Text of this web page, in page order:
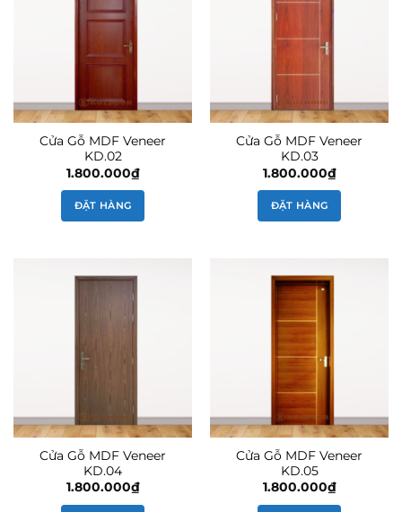
Cửa Gỗ MDF Veneer
KD.02
1.800.000₫
ĐẶT HÀNG
Cửa Gỗ MDF Veneer
KD.03
1.800.000₫
ĐẶT HÀNG
Cửa Gỗ MDF Veneer
KD.04
1.800.000₫
Cửa Gỗ MDF Veneer
KD.05
1.800.000₫